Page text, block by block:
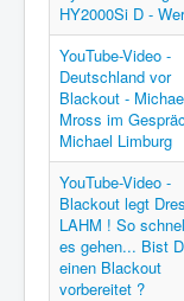
HY2000Si D -
YouTube-Video -
Deutschland vor
Blackout -
Mross im
Michael Limburg
YouTube-Video -
Blackout legt
LAHM ! So
es gehen... Bist
einen Blackout
vorbereitet ?